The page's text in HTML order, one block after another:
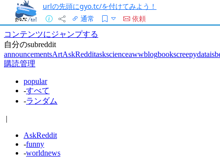
urlの先頭にgyo.tc/を付けてみよう！
通常
依頼